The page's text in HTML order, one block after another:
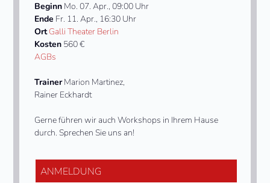
Beginn Mo. 07. Apr., 09:00 Uhr
Ende Fr. 11. Apr., 16:30 Uhr
OrtGalli Theater Berlin
Kosten 560 €
AGBs
TrainerMarion Martinez,
Rainer Eckhardt
Gerne führen wir auch Workshops in Ihrem Hause
durch. Sprechen Sie uns an!
ANMELDUNG